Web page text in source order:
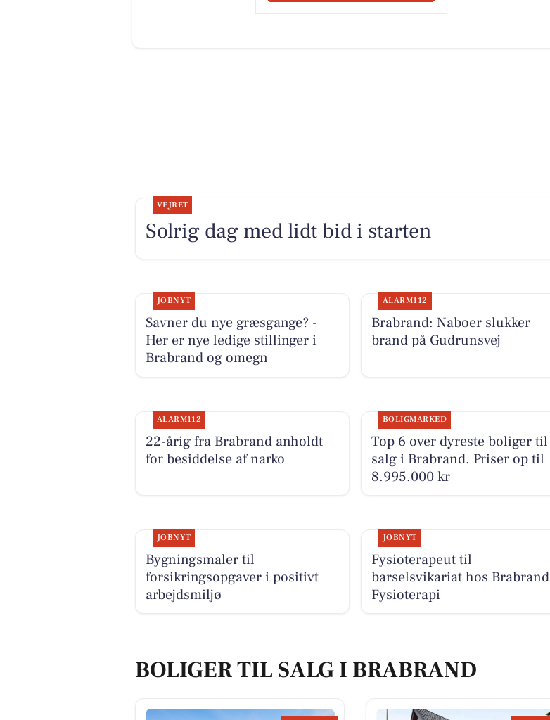
VEJRET
Solrig dag med lidt bid i starten
JOBNYT
Savner du nye græsgange? -
Her er nye ledige stillinger i
Brabrand og omegn
ALARM112
Brabrand: Naboer slukker
brand på Gudrunsvej
ALARM112
22-årig fra Brabrand anholdt
for besiddelse af narko
BOLIGMARKED
Top 6 over dyreste boliger til
salg i Brabrand. Priser op til
8.995.000 kr
JOBNYT
Bygningsmaler til
forsikringsopgaver i positivt
arbejdsmiljø
JOBNYT
Fysioterapeut til
barselsvikariat hos Brabrand
Fysioterapi
BOLIGER TIL SALG I BRABRAND